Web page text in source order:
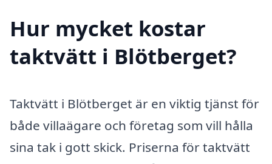
Hur mycket kostar
taktvätt i Blötberget?
Taktvätt i Blötberget är en viktig tjänst för
både villaägare och företag som vill hålla
sina tak i gott skick. Priserna för taktvätt